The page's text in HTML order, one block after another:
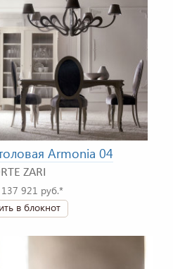
Armonia 04
ZARI
921 руб.*
в блокнот